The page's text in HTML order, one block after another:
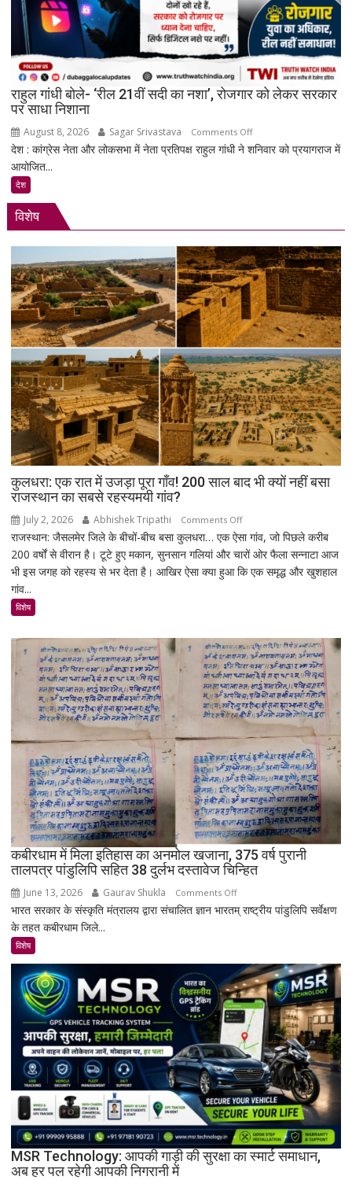
पेड
प्रमोशन
से
जवाब
राहुल गांधी बोले- ‘रील 21वीं सदी का नशा’, रोजगार को लेकर सरकार
पर साधा निशाना
August 8, 2026 Sagar Srivastava Comments Offon
राहुल
का
नशा’,
रोजगार
को
लेकर
सरकार
पर
साधा
निशाना
देश : कांग्रेस नेता और लोकसभा में नेता प्रतिपक्ष राहुल गांधी ने शनिवार को प्रयागराज में
आयोजित...
देश
विशेष
कुलधरा: एक रात में उजड़ा पूरा गाँव! 200 साल बाद भी क्यों नहीं बसा
राजस्थान का सबसे रहस्यमयी गांव?
July 2, 2026 Abhishek Tripathi Comments Offon
कुलधरा:
एक
रात
गाँव!
200
साल
बाद
भी
क्यों
बसा
राजस्थान
का
सबसे
रहस्यमयी
गांव?
राजस्थान: जैसलमेर जिले के बीचों-बीच बसा कुलधरा… एक ऐसा गांव, जो पिछले करीब
200 वर्षों से वीरान है। टूटे हुए मकान, सुनसान गलियां और चारों ओर फैला सन्नाटा आज
भी इस जगह को रहस्य से भर देता है। आखिर ऐसा क्या हुआ कि एक समृद्ध और खुशहाल
गांव...
विशेष
कबीरधाम में मिला इतिहास का अनमोल खजाना, 375 वर्ष पुरानी
तालपत्र पांडुलिपि सहित 38 दुर्लभ दस्तावेज चिन्हित
June 13, 2026 Gaurav Shukla Comments Offon
कबीरधाम
इतिहास
का
अनमोल
खजाना,
375
वर्ष
पुरानी
तालपत्र
पांडुलिपि
सहित
38
दुर्लभ
भारत सरकार के संस्कृति मंत्रालय द्वारा संचालित ज्ञान भारतम् राष्ट्रीय पांडुलिपि सर्वेक्षण
के तहत कबीरधाम जिले...
विशेष
MSR Technology: आपकी गाड़ी की सुरक्षा का स्मार्ट समाधान,
अब हर पल रहेगी आपकी निगरानी में